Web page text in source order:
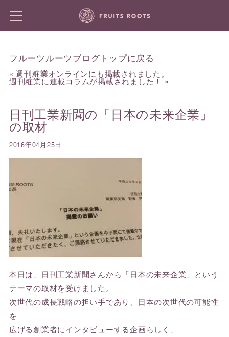
フルーツルーツブログトップに戻る
«週刊粧業オンラインにも掲載されました。
週刊粧業に連載コラムが掲載されました！»
日刊工業新聞の「日本の未来企業」
の取材
2016年04月25日
本日は、日刊工業新聞さんから「日本の未来企業」という
テーマの取材を受けました。
次世代の成長戦略の担い手であり、日本の次世代の可能性
を
広げる創業者にインタビューする企画らしく、